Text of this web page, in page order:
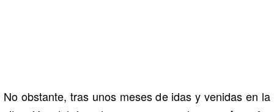
No obstante, tras unos meses de idas y venidas en la